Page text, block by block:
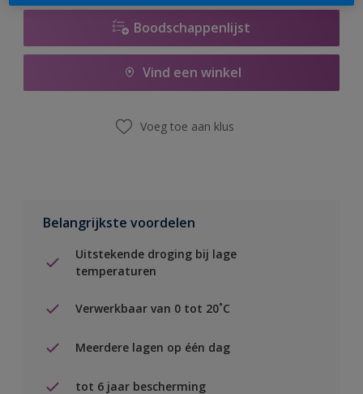
Boodschappenlijst
Vind een winkel
Voeg toe aan klus
Belangrijkste voordelen
Uitstekende droging bij lage
temperaturen
Verwerkbaar van 0 tot 20˚C
Meerdere lagen op één dag
tot 6 jaar bescherming